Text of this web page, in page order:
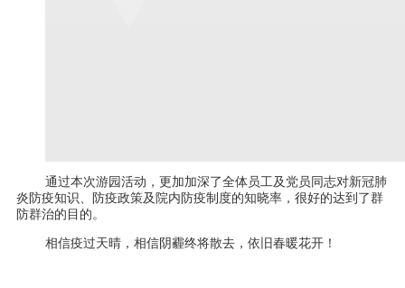
通过本次游园活动，更加加深了全体员工及党员同志对新冠肺
炎防疫知识、防疫政策及院内防疫制度的知晓率，很好的达到了群
防群治的目的。
相信疫过天晴，相信阴霾终将散去，依旧春暖花开！